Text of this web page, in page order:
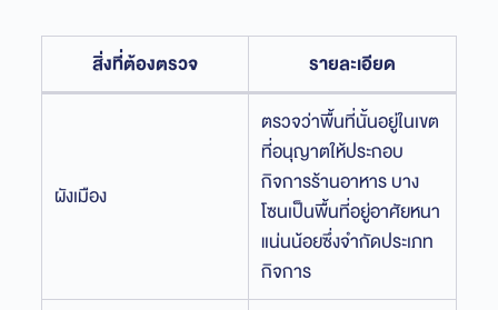
สิ่งที่ต้องตรวจ รายละเอียด
ผังเมือง
ตรวจว่าพื้นที่นั้นอยู่ในเขต
ที่อนุญาตให้ประกอบ
กิจการร้านอาหาร บาง
โซนเป็นพื้นที่อยู่อาศัยหนา
แน่นน้อยซึ่งจำกัดประเภท
กิจการ